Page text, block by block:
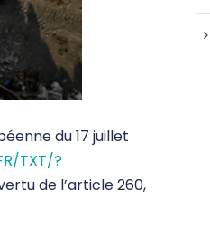
du 17 juillet
TXT/?
de l’article 260,